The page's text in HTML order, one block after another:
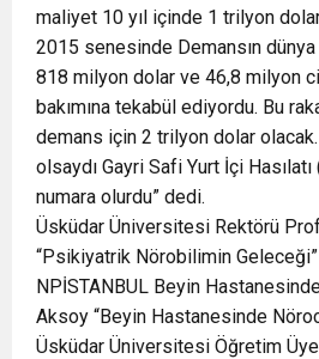
maliyet 10 yıl içinde 1 trilyon
2015 senesinde Demansın
818 milyon dolar ve 46,8 milyon
bakımına tekabül ediyordu. Bu
demans için 2 trilyon dolar
olsaydı Gayri Safi Yurt İçi
numara olurdu” dedi.
Üsküdar Üniversitesi Rektörü
“Psikiyatrik Nörobilimin Geleceği”
NPİSTANBUL Beyin
Aksoy “Beyin Hastanesinde
Üsküdar Üniversitesi Öğretim